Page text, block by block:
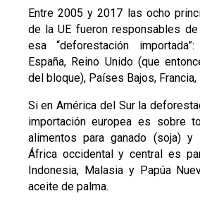
Entre 2005 y 2017 las ocho
de la UE fueron responsables
esa “deforestación
España, Reino Unido (que
del bloque), Países Bajos,
Si en América del Sur la
importación europea es sobre
alimentos para ganado (soja) y
África occidental y central es
Indonesia, Malasia y Papúa
aceite de palma.